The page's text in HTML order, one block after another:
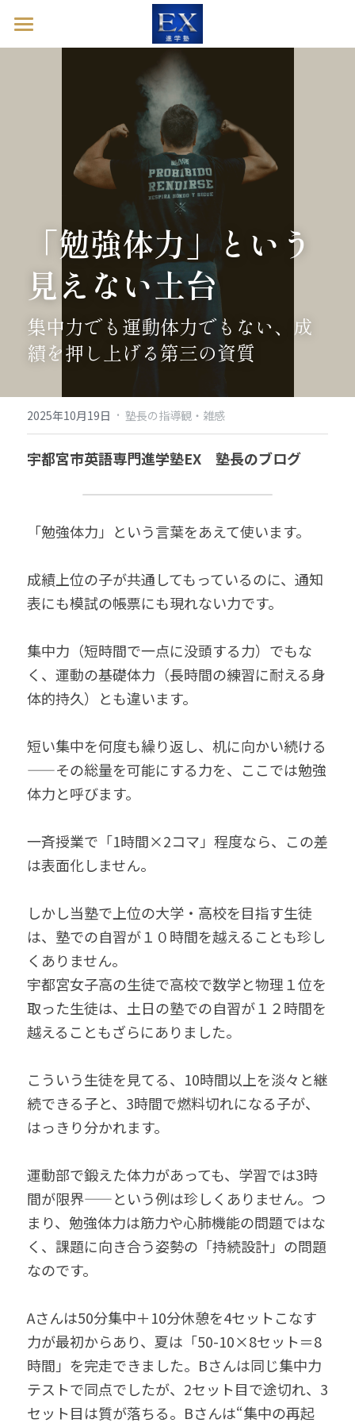
ホーム
進学塾EXとは
塾長ブログ
英語診断ドックを予約する
「勉強体力」という
見えない土台
集中力でも運動体力でもない、成
績を押し上げる第三の資質
2025年10月19日 · 塾長の指導観・雑感
宇都宮市英語専門進学塾EX　塾長のブログ
「勉強体力」という言葉をあえて使います。
成績上位の子が共通してもっているのに、通知
表にも模試の帳票にも現れない力です。
集中力（短時間で一点に没頭する力）でもな
く、運動の基礎体力（長時間の練習に耐える身
体的持久）とも違います。
短い集中を何度も繰り返し、机に向かい続ける
——その総量を可能にする力を、ここでは勉強
体力と呼びます。
一斉授業で「1時間×2コマ」程度なら、この差
は表面化しません。
しかし当塾で上位の大学・高校を目指す生徒
は、塾での自習が１０時間を越えることも珍し
くありません。
宇都宮女子高の生徒で高校で数学と物理１位を
取った生徒は、土日の塾での自習が１２時間を
越えることもざらにありました。
こういう生徒を見てる、10時間以上を淡々と継
続できる子と、3時間で燃料切れになる子が、
はっきり分かれます。
運動部で鍛えた体力があっても、学習では3時
間が限界——という例は珍しくありません。つ
まり、勉強体力は筋力や心肺機能の問題ではな
く、課題に向き合う姿勢の「持続設計」の問題
なのです。
Aさんは50分集中＋10分休憩を4セットこなす
力が最初からあり、夏は「50-10×8セット＝8
時間」を完走できました。Bさんは同じ集中力
テストで同点でしたが、2セット目で途切れ、3
セット目は質が落ちる。Bさんは“集中の再起